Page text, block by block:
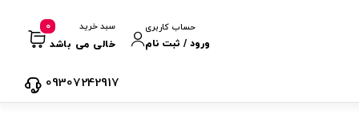
حساب کاربری
ورود / ثبت نام
سبد خرید
خالی می باشد
0
09307242917